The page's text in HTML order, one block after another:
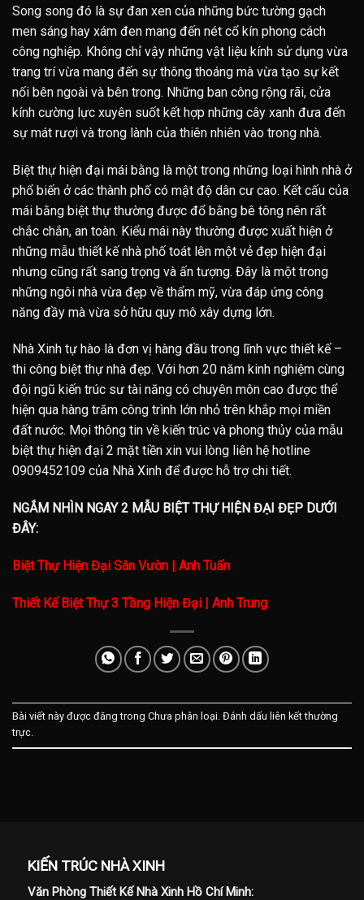
Song song đó là sự đan xen của những bức tường gạch
men sáng hay xám đen mang đến nét cổ kín phong cách
công nghiệp. Không chỉ vậy những vật liệu kính sử dụng vừa
trang trí vừa mang đến sự thông thoáng mà vừa tạo sự kết
nối bên ngoài và bên trong. Những ban công rộng rãi, cửa
kính cường lực xuyên suốt kết hợp những cây xanh đưa đến
sự mát rượi và trong lành của thiên nhiên vào trong nhà.
Biệt thự hiện đại mái bằng là một trong những loại hình nhà ở
phổ biến ở các thành phố có mật độ dân cư cao. Kết cấu của
mái bằng biệt thự thường được đổ bằng bê tông nên rất
chắc chắn, an toàn. Kiểu mái này thường được xuất hiện ở
những mẫu thiết kế nhà phố toát lên một vẻ đẹp hiện đại
nhưng cũng rất sang trọng và ấn tượng. Đây là một trong
những ngôi nhà vừa đẹp về thẩm mỹ, vừa đáp ứng công
năng đầy mà vừa sở hữu quy mô xây dựng lớn.
Nhà Xinh tự hào là đơn vị hàng đầu trong lĩnh vực thiết kế –
thi công biệt thự nhà đẹp. Với hơn 20 năm kinh nghiệm cùng
đội ngũ kiến trúc sư tài năng có chuyên môn cao được thể
hiện qua hàng trăm công trình lớn nhỏ trên khắp mọi miền
đất nước. Mọi thông tin về kiến trúc và phong thủy của mẫu
biệt thự hiện đại 2 mặt tiền xin vui lòng liên hệ hotline
0909452109 của Nhà Xinh để được hỗ trợ chi tiết.
NGẮM NHÌN NGAY 2 MẪU BIỆT THỰ HIỆN ĐẠI ĐẸP DƯỚI
ĐÂY:
Biệt Thự Hiện Đại Sân Vườn | Anh Tuấn
Thiết Kế Biệt Thự 3 Tầng Hiện Đại | Anh Trung
Bài viết này được đăng trong Chưa phân loại. Đánh dấu liên kết thường
trực.
KIẾN TRÚC NHÀ XINH
Văn Phòng Thiết Kế Nhà Xinh Hồ Chí Minh: